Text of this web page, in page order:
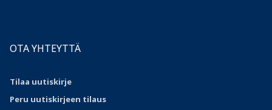
OTA YHTEYTTÄ
Tilaa uutiskirje
Peru uutiskirjeen tilaus